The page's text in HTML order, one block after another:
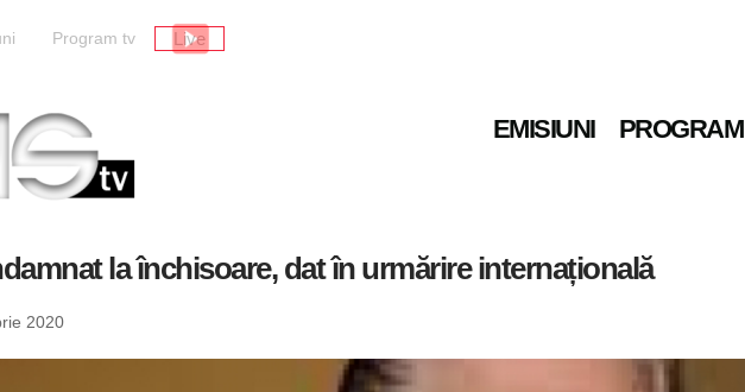
Program tv Live
EMISIUNI PROGRAM
la închisoare, dat în urmărire internațională
2020